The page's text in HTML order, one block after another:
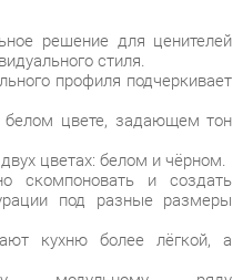
профиля подчеркивает
цвете, задающем тон
цветах: белом и чёрном.
и создать
под разные размеры
кухню более лёгкой, а
модульному ряду
каждый сантиметр
функциональную
кухню по